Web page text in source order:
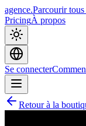
agence.Parcourir
PricingÀ propos
Se connecter
Retour à la